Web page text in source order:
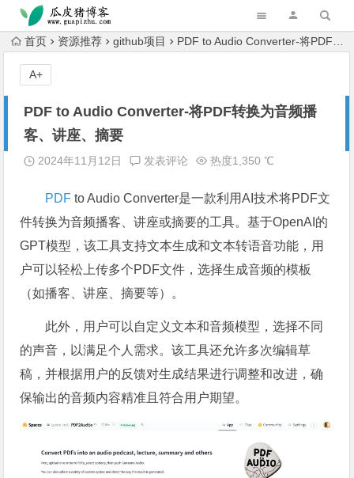
跳转到主内容
首页 资源推荐 github项目 PDF to Audio Converter-将PDF转换为音频播客、讲座、摘要
PDF to Audio Converter-将PDF转换为音频播
客、讲座、摘要
2024年11月12日 发表评论 热度1,350 ℃
PDF to Audio Converter是一款利用AI技术将PDF文
件转换为音频播客、讲座或摘要的工具。基于OpenAI的
GPT模型，该工具支持文本生成和文本转语音功能，用
户可以轻松上传多个PDF文件，选择生成音频的模板
（如播客、讲座、摘要等）。
此外，用户可以自定义文本和音频模型，选择不同
的声音，以满足个人需求。该工具还允许多次编辑草
稿，并根据用户的反馈对生成结果进行调整和改进，确
保输出的音频内容精准且符合用户期望。
A+